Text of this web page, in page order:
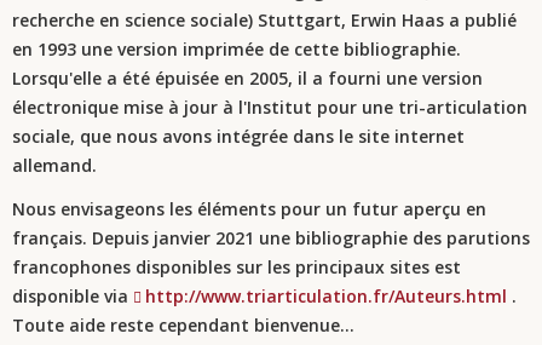
recherche en science sociale) Stuttgart, Erwin Haas a publié
en 1993 une version imprimée de cette bibliographie.
Lorsqu'elle a été épuisée en 2005, il a fourni une version
électronique mise à jour à l'Institut pour une tri-articulation
sociale, que nous avons intégrée dans le site internet
allemand.
Nous envisageons les éléments pour un futur aperçu en
français. Depuis janvier 2021 une bibliographie des parutions
francophones disponibles sur les principaux sites est
disponible via
http://www.triarticulation.fr/Auteurs.html .
Toute aide reste cependant bienvenue...